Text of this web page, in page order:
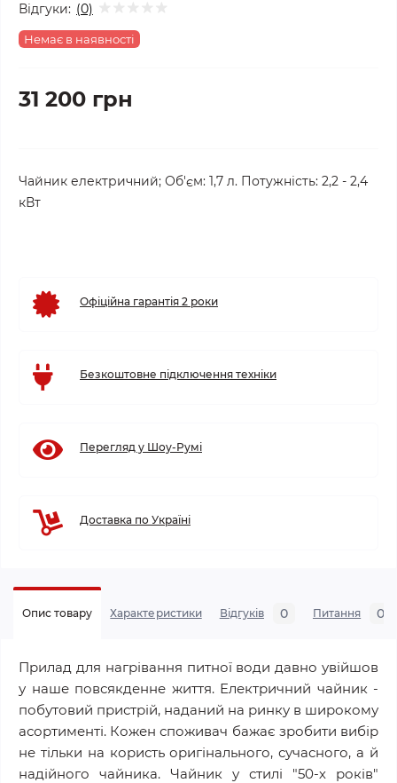
Відгуки: (0)
Немає в наявності
31 200 грн
Чайник електричний; Об'єм: 1,7 л. Потужність: 2,2 - 2,4
кВт
Офіційна гарантія 2 роки
Безкоштовне підключення техніки
Перегляд у Шоу-Румі
Доставка по Україні
Опис товару Характеристики Відгуків 0 Питання 0
Прилад для нагрівання питної води давно увійшов
у наше повсякденне життя. Електричний чайник -
побутовий пристрій, наданий на ринку в широкому
асортименті. Кожен споживач бажає зробити вибір
не тільки на користь оригінального, сучасного, а й
надійного чайника. Чайник у стилі "50-х років"